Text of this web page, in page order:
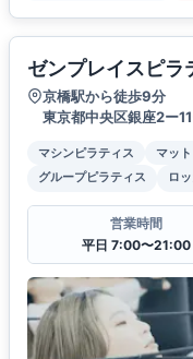
ゼンプレイスピラ
京橋駅から徒歩9分
東京都中央区銀座2ー
マシンピラティス マッ
グループピラティス
ロ
営業時間
平日 7:00〜21:00